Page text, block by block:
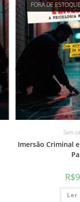
FORA DE
Sem
Imersão Criminal
R$
Ler